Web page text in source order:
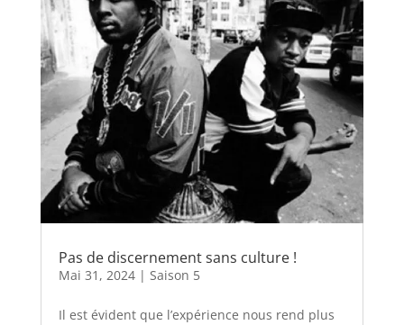
Pas de discernement sans culture !
Mai 31, 2024| Saison 5
Il est évident que l’expérience nous rend plus